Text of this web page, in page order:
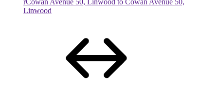
Linwood